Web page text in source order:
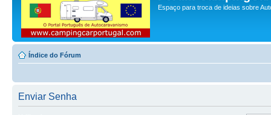
Espaço para troca de ideias sobre
Índice do Fórum
Enviar Senha